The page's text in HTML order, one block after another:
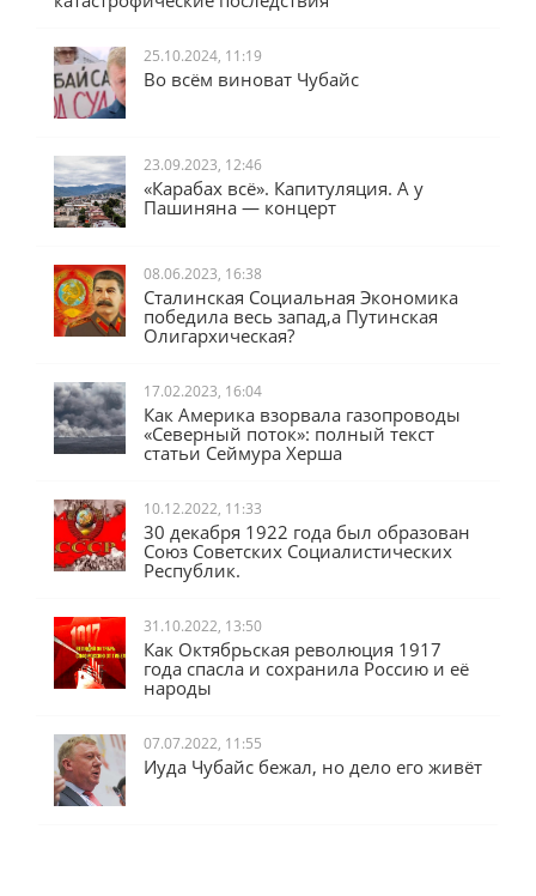
25.10.2024, 11:19
Во всём виноват Чубайс
23.09.2023, 12:46
«Карабах всё». Капитуляция. А у
Пашиняна — концерт
08.06.2023, 16:38
Сталинская Социальная Экономика
победила весь запад,а Путинская
Олигархическая?
17.02.2023, 16:04
Как Америка взорвала газопроводы
«Северный поток»: полный текст
статьи Сеймура Херша
10.12.2022, 11:33
30 декабря 1922 года был образован
Союз Советских Социалистических
Республик.
31.10.2022, 13:50
Как Октябрьская революция 1917
года спасла и сохранила Россию и её
народы
07.07.2022, 11:55
Иуда Чубайс бежал, но дело его живёт